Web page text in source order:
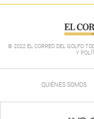
© 2022 EL CORREO DEL GOLFO
Y
QUIÉNES SOMOS